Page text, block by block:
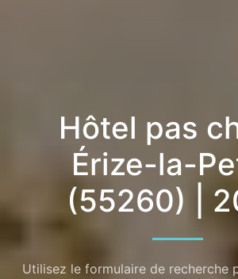
Hôtel pas
Érize-la-
(55260) |
Utilisez le formulaire de recherche